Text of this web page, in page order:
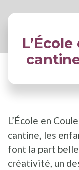
L’École en
cantine, les
font la part
créativité, un